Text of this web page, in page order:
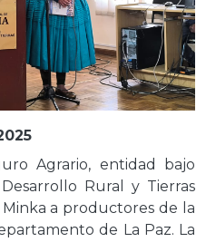
Agrario, entidad bajo
Rural y Tierras
a productores de la
de La Paz. La